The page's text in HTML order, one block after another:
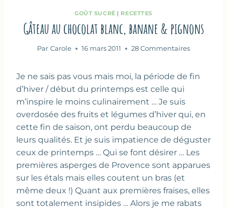
GOÛT SUCRÉ | RECETTES
Gâteau au chocolat blanc, banane & pignons
Par Carole 16 mars 2011 28 Commentaires
Je ne sais pas vous mais moi, la période de fin
d’hiver / début du printemps est celle qui
m’inspire le moins culinairement … Je suis
overdosée des fruits et légumes d’hiver qui, en
cette fin de saison, ont perdu beaucoup de
leurs qualités. Et je suis impatience de déguster
ceux de printemps … Qui se font désirer … Les
premières asperges de Provence sont apparues
sur les étals mais elles coutent un bras (et
même deux !) Quant aux premières fraises, elles
sont totalement insipides … Alors je me rabats